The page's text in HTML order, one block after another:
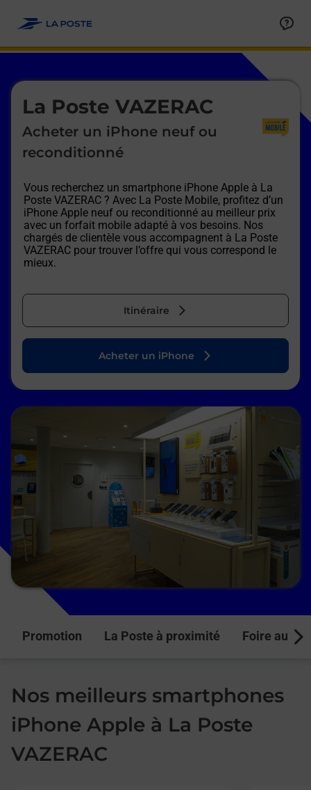
La Poste VAZERAC
Acheter un iPhone neuf ou
reconditionné
Vous recherchez un smartphone iPhone Apple à La
Poste VAZERAC ? Avec La Poste Mobile, profitez d’un
iPhone Apple neuf ou reconditionné au meilleur prix
avec un forfait mobile adapté à vos besoins. Nos
chargés de clientèle vous accompagnent à La Poste
VAZERAC pour trouver l’offre qui vous correspond le
mieux.
Itinéraire
Le lien s'ouvre dans un nouvel onglet
Acheter un iPhone
Promotion La Poste à proximité Foire aux
Nos meilleurs smartphones
iPhone Apple à La Poste
VAZERAC